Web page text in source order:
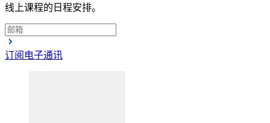
线上课程的日程安排。
订阅电子通讯